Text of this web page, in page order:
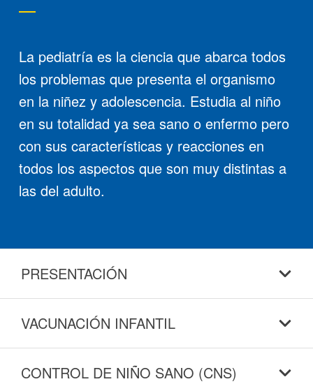
La pediatría es la ciencia que abarca todos
los problemas que presenta el organismo
en la niñez y adolescencia. Estudia al niño
en su totalidad ya sea sano o enfermo pero
con sus características y reacciones en
todos los aspectos que son muy distintas a
las del adulto.
PRESENTACIÓN
VACUNACIÓN INFANTIL
CONTROL DE NIÑO SANO (CNS)